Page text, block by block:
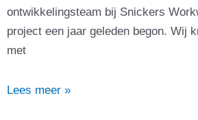
ontwikkelingsteam bij Snickers
project een jaar geleden begon. Wij
met
Lees meer »